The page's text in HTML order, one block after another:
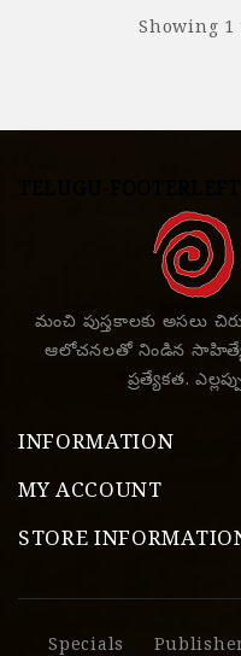
Showing 1
మంచి పుస్తకాలకు అసలు
ఆలోచనలతో నిండిన
ప్రత్యేకత.
INFORMATION
MY ACCOUNT
STORE
Specials